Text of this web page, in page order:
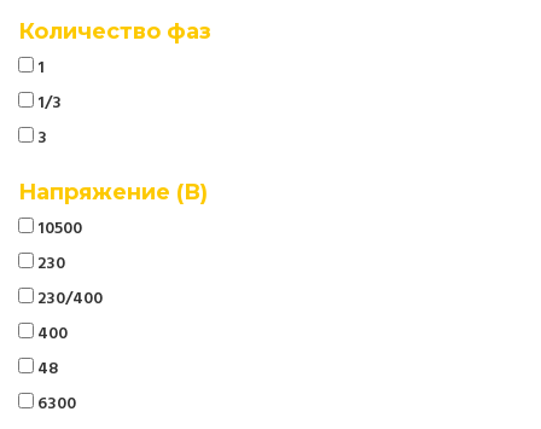
Количество фаз
1
1/3
3
Напряжение (В)
10500
230
230/400
400
48
6300